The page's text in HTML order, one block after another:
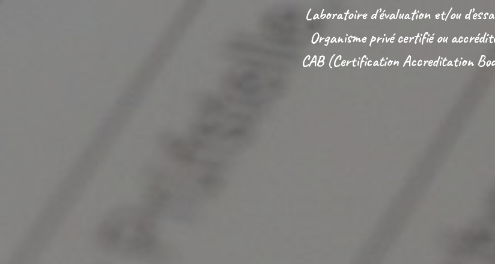
Laboratoire d’évaluation et/ou
Organisme privé certifié ou
CAB (Certification Accreditation